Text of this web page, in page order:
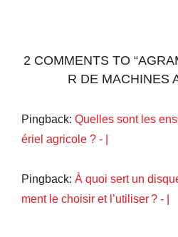
2 COMMENTS TO
R DE MACHINES
Pingback: Quelles sont les
ériel agricole ? - |
Pingback: À quoi sert un
ment le choisir et l’utiliser ? - |